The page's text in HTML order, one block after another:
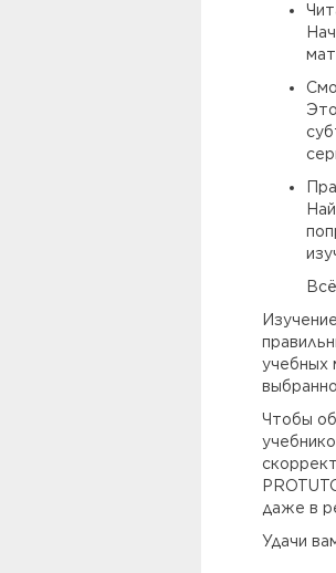
учебных
Чтобы
даже в
Удачи